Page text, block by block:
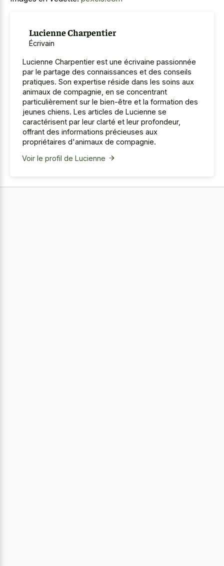
Lucienne Charpentier
Écrivain
Lucienne Charpentier est une écrivaine passionnée
par le partage des connaissances et des conseils
pratiques. Son expertise réside dans les soins aux
animaux de compagnie, en se concentrant
particulièrement sur le bien-être et la formation des
jeunes chiens. Les articles de Lucienne se
caractérisent par leur clarté et leur profondeur,
offrant des informations précieuses aux
propriétaires d'animaux de compagnie.
Voir le profil de Lucienne